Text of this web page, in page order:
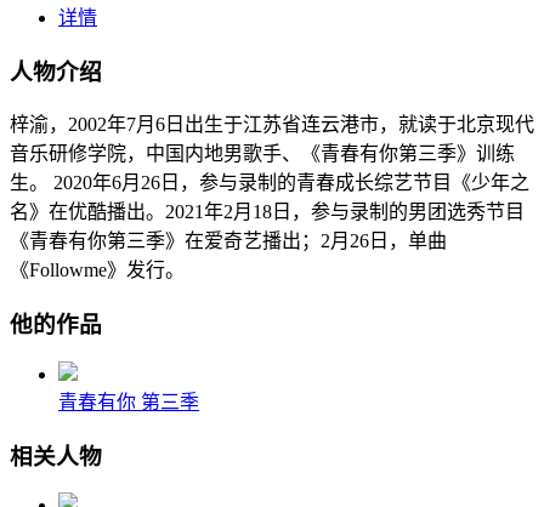
详情
人物介绍
梓渝，2002年7月6日出生于江苏省连云港市，就读于北京现代
音乐研修学院，中国内地男歌手、《青春有你第三季》训练
生。 2020年6月26日，参与录制的青春成长综艺节目《少年之
名》在优酷播出。2021年2月18日，参与录制的男团选秀节目
《青春有你第三季》在爱奇艺播出；2月26日，单曲
《Followme》发行。
他的作品
青春有你 第三季
相关人物